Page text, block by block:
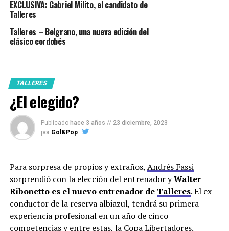
EXCLUSIVA: Gabriel Milito, el candidato de
Talleres
Talleres – Belgrano, una nueva edición del
clásico cordobés
TALLERES
¿El elegido?
Publicado hace 3 años // 23 diciembre, 2023
por Gol&Pop
Para sorpresa de propios y extraños, Andrés Fassi
sorprendió con la elección del entrenador yWalter
Ribonetto es el nuevo entrenador de Talleres. El ex
conductor de la reserva albiazul, tendrá su primera
experiencia profesional en un año de cinco
competencias y entre estas, la Copa Libertadores.